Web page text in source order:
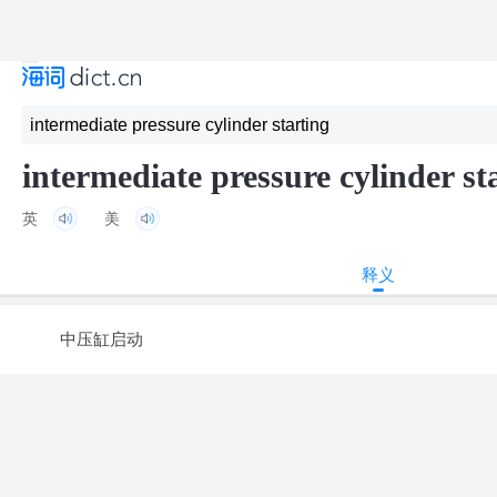
intermediate pressure cylinder
英 美
释义
中压缸启动